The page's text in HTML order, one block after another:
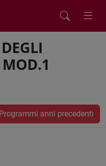
Programmi anni precedenti